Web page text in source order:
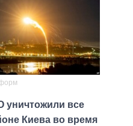
уничтожили все
Киева во время